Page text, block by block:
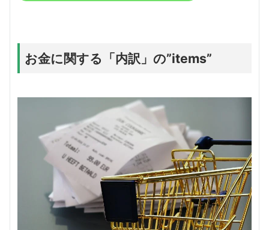
お金に関する「内訳」の”items”